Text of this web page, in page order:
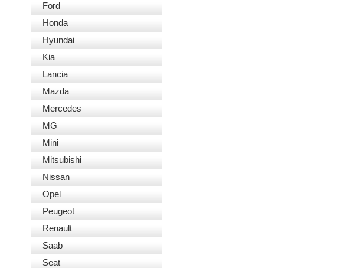
Ford
Honda
Hyundai
Kia
Lancia
Mazda
Mercedes
MG
Mini
Mitsubishi
Nissan
Opel
Peugeot
Renault
Saab
Seat